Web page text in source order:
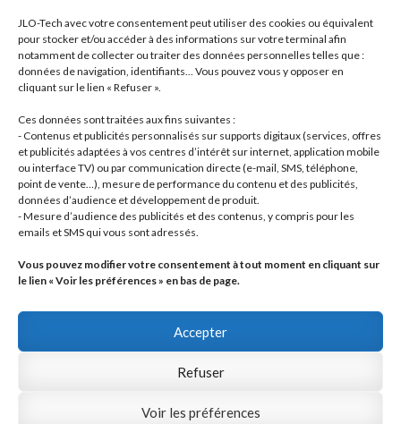
JLO-Tech avec votre consentement peut utiliser des cookies ou équivalent
pour stocker et/ou accéder à des informations sur votre terminal afin
notamment de collecter ou traiter des données personnelles telles que :
données de navigation, identifiants... Vous pouvez vous y opposer en
cliquant sur le lien « Refuser ».
Ces données sont traitées aux fins suivantes :
- Contenus et publicités personnalisés sur supports digitaux (services, offres
et publicités adaptées à vos centres d’intérêt sur internet, application mobile
ou interface TV) ou par communication directe (e-mail, SMS, téléphone,
point de vente…), mesure de performance du contenu et des publicités,
données d’audience et développement de produit.
- Mesure d’audience des publicités et des contenus, y compris pour les
emails et SMS qui vous sont adressés.
Vous pouvez modifier votre consentement à tout moment en cliquant sur
le lien « Voir les préférences » en bas de page.
Accepter
Refuser
Voir les préférences
produits
Pistons, segments / Pistons, rings 3
produits
- Roulements / Bearings 22
produits
Transmission primaire / Primary transmission 11
Transmission secondaire / Secondary transmission
produits
Visserie / Bolts and nuts 88
produits
Litterature / Books 1111
produits
Autres modèles, Divers / Others models, Misc. 3737
produits
Dell'Orto 4242
produits
Brembo 19
produits
Motos complètes 2222
Politique de confidentialité
Built with WooCommerce